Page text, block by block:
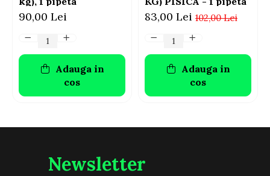
90,00 Lei
Adauga in
cos
102,00 Lei
83,00 Lei
Adauga in
cos
Newsletter